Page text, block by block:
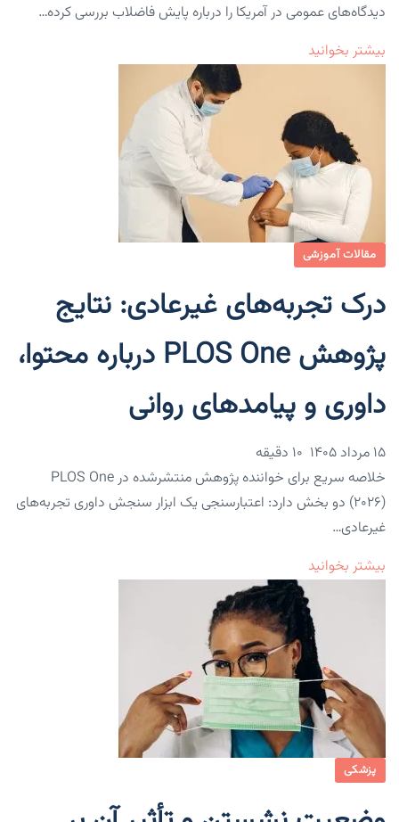
دیدگاه‌های عمومی در آمریکا را درباره پایش فاضلاب بررسی کرده…
بیشتر بخوانید
مقالات آموزشی
درک تجربه‌های غیرعادی: نتایج
پژوهش PLOS One درباره محتوا،
داوری و پیامدهای روانی
۱۵ مرداد ۱۴۰۵
خلاصه سریع برای خواننده پژوهش منتشرشده در PLOS One
(۲۰۲۶) دو بخش دارد: اعتبارسنجی یک ابزار سنجش داوری تجربه‌های
غیرعادی…
بیشتر بخوانید
پزشکی